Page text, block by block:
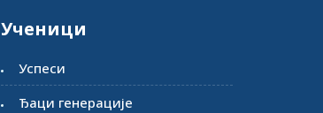
Ученици
Успеси
Ђаци генерације